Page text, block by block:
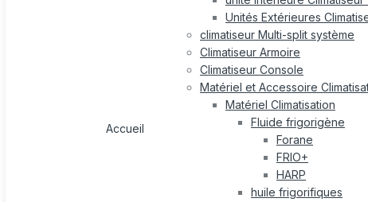
Accueil
Unités Extérieures
climatiseur Multi-split système
Climatiseur Armoire
Climatiseur Console
Matériel et Accessoire
Matériel Climatisation
Fluide frigorigène
Forane
FRIO+
HARP
huile frigorifiques